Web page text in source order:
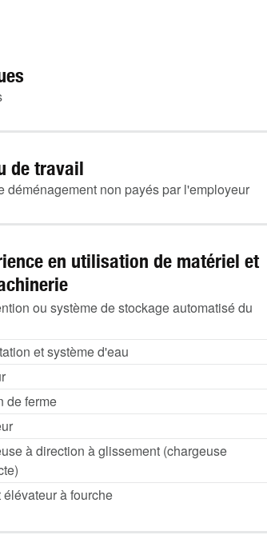
de travail
déménagement non payés par l'employeur
en utilisation de matériel et
ou système de stockage automatisé du
et système d'eau
de ferme
à direction à glissement (chargeuse
à fourche